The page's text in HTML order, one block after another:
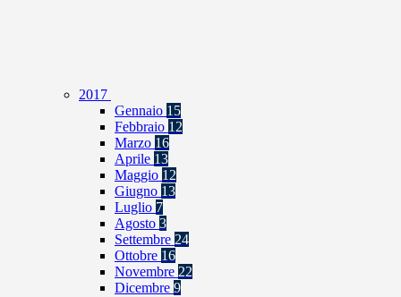
2017
Gennaio 15
Febbraio 12
Marzo 16
Aprile 13
Maggio 12
Giugno 13
Luglio 7
Agosto 3
Settembre 24
Ottobre 16
Novembre 22
Dicembre 9